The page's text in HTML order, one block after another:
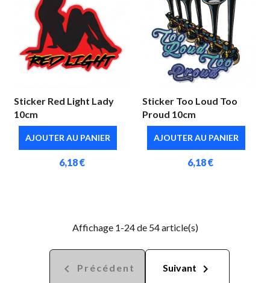
Sticker Red Light Lady
10cm
AJOUTER AU PANIER
6,18 €
Sticker Too Loud Too
Proud 10cm
AJOUTER AU PANIER
6,18 €
Affichage 1-24 de 54 article(s)
 Précédent Suivant 